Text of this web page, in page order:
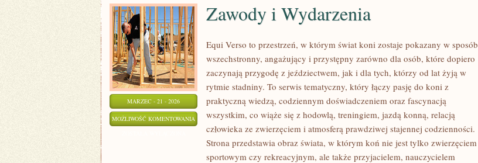
MARZEC - 21 - 2026
MOŻLIWOŚĆ KOMENTOWANIA ZAWODY
WYDARZENIA
Zawody i Wydarzenia
Equi Verso to przestrzeń, w którym świat koni zostaje pokazany w sposób
wszechstronny, angażujący i przystępny zarówno dla osób, które dopiero
zaczynają przygodę z jeździectwem, jak i dla tych, którzy od lat żyją w
rytmie stadniny. To serwis tematyczny, który łączy pasję do koni z
praktyczną wiedzą, codziennym doświadczeniem oraz fascynacją
wszystkim, co wiąże się z hodowlą, treningiem, jazdą konną, relacją
człowieka ze zwierzęciem i atmosferą prawdziwej stajennej codzienności.
Strona przedstawia obraz świata, w którym koń nie jest tylko zwierzęciem
sportowym czy rekreacyjnym, ale także przyjacielem, nauczycielem